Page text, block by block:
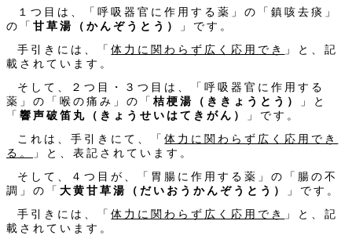
１つ目は、「呼吸器官に作用する薬」の「鎮咳去痰」
の「 甘草湯（かんぞうとう）
」です。
手引きには、「体力に関わらず広く応用でき
」と、記
載されています。
そして、２つ目・３つ目は、「呼吸器官に作用する
薬」の「喉の痛み」の「 桔梗湯（ききょうとう）
」と
「響声破笛丸（きょうせいはてきがん）
」です。
これは、手引きにて、「体力に関わらず広く応用でき
る。
」と、表記されています。
そして、４つ目が、「胃腸に作用する薬」の「腸の不
調」の「 大黄甘草湯（だいおうかんぞうとう）
」です。
手引きには、「体力に関わらず広く応用でき
」と、記
載されています。